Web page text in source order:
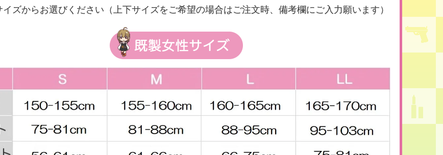
イズからお選びください（上下サイズをご希望の場合はご注文時、備考欄にご入力願います）